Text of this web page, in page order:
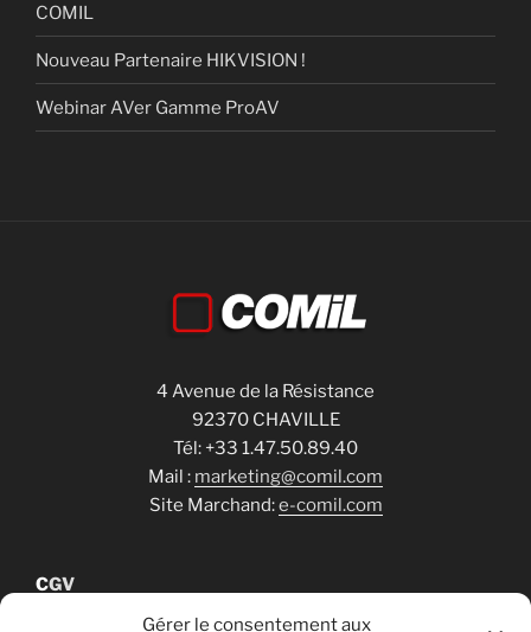
Gérer le consentement aux
COMIL
Nouveau Partenaire HIKVISION !
Webinar AVer Gamme ProAV
4 Avenue de la Résistance
92370 CHAVILLE
Tél: +33 1.47.50.89.40
Mail : marketing@comil.com
Site Marchand:e-comil.com
CGV